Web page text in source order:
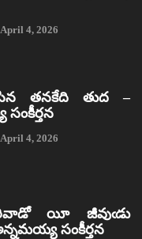
4, 2026
తనకేది తుద –
4, 2026
యీ జీవుఁడు
సంకీర్తన